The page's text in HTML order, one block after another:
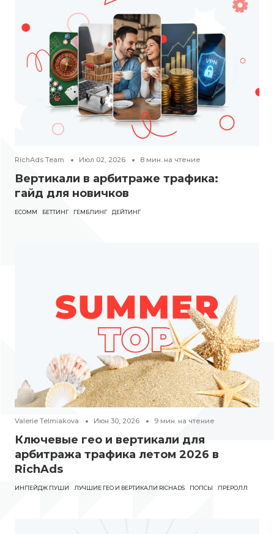
RichAds Team Июл 02, 2026 8 мин. на чтение
Вертикали в арбитраже трафика:
гайд для новичков
ECOMM БЕТТИНГ ГЕМБЛИНГ ДЕЙТИНГ
Valerie Telmiakova Июн 30, 2026 9 мин. на чтение
Ключевые гео и вертикали для
арбитража трафика летом 2026 в
RichAds
ИНПЕЙДЖ ПУШИ ЛУЧШИЕ ГЕО И ВЕРТИКАЛИ RICHADS ПОПСЫ ПРЕРОЛЛ